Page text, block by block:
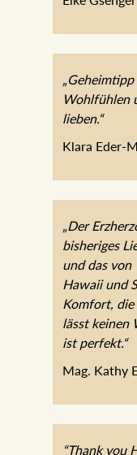
Elke Gsenger
Wohlfühlen
lieben.“
Klara Eder-
„Der
bisheriges
und das
Hawaii und
Komfort,
lässt keinen
Mag. Kathy